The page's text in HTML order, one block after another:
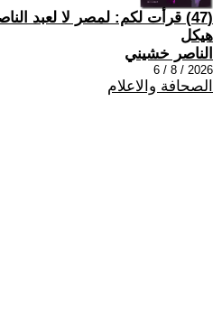
(47) قرأت لكم: لمصر لا لعبد
هيكل
الناصر خشيني
2026 / 8 / 6
الصحافة والاعلام